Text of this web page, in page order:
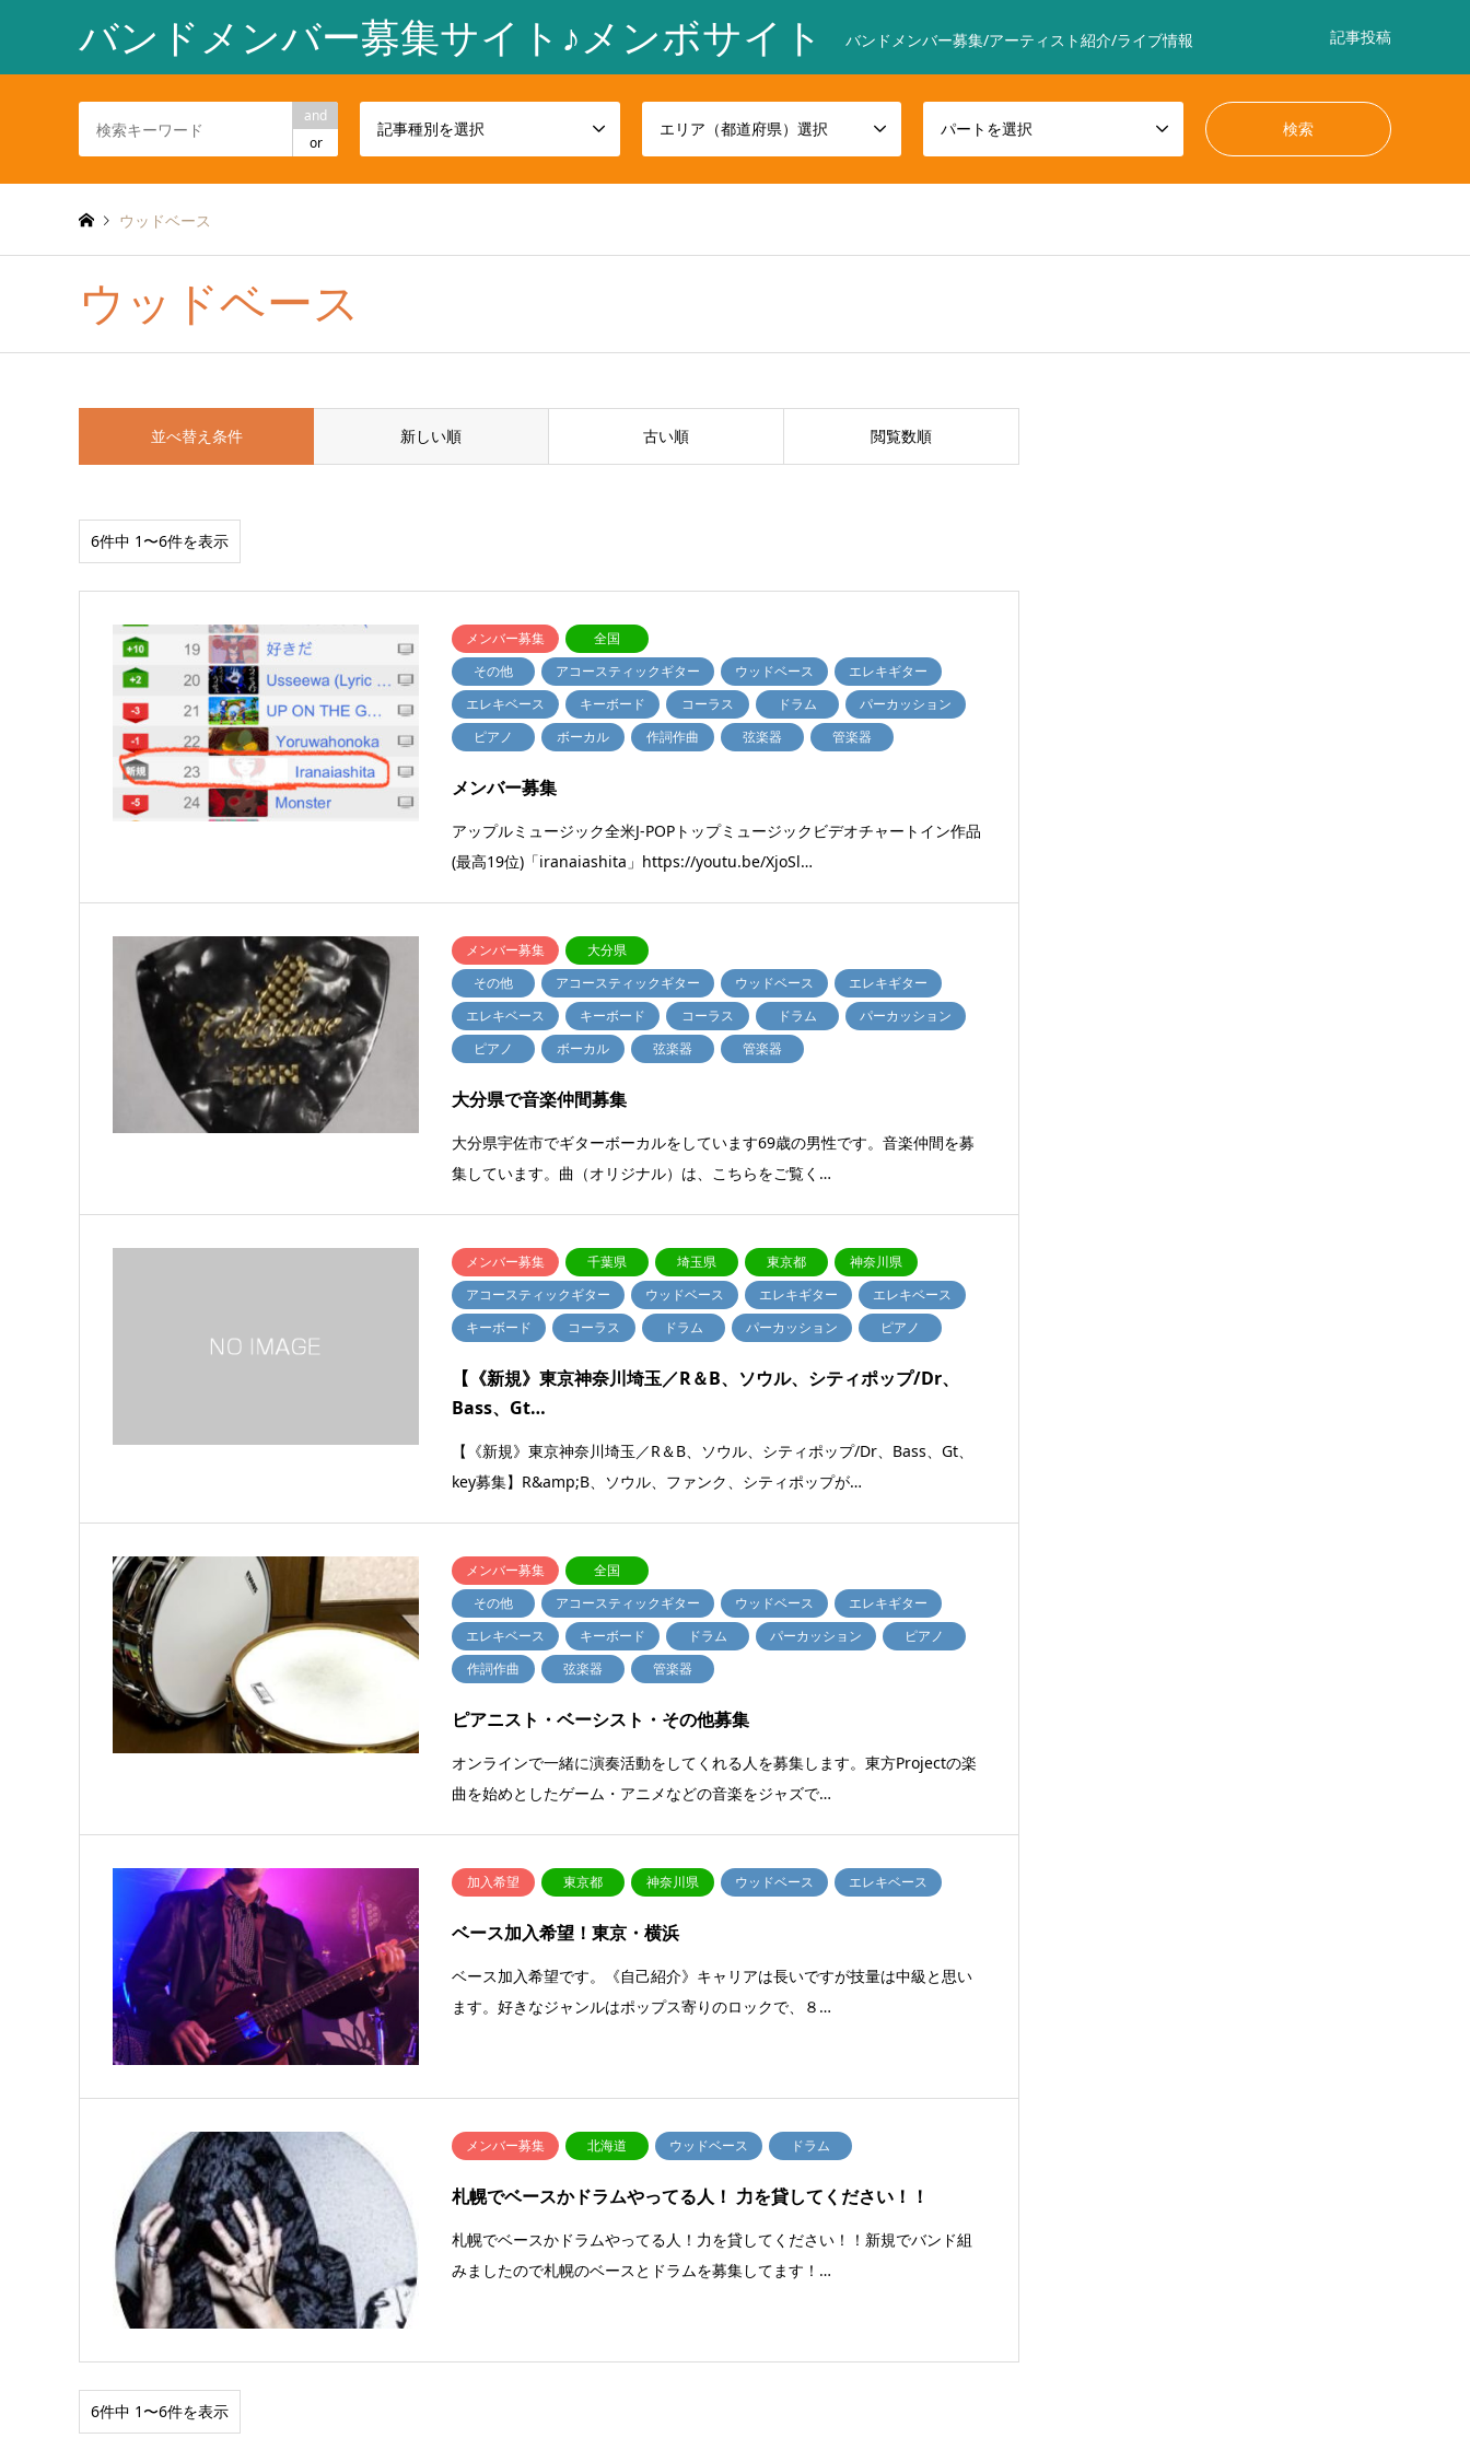
バンドメンバー募集サイト♪メンボサイト バンドメンバー募集/アーティスト紹介/ライブ情報 記事投稿
and
or
記事種別を選択 エリア（都道府県）選択 パートを選択
ウッドベース
ウッドベース
並べ替え条件 新しい順 古い順 閲覧数順
6件中 1〜6件を表示
メンバー募集
全国
その他
アコースティックギター ウッドベース
エレキギター
エレキベース
キーボード コーラス ドラム
パーカッション
ピアノ
ボーカル 作詞作曲 弦楽器 管楽器
メンバー募集
アップルミュージック全米J-POPトップミュージックビデオチャートイン作品
(最高19位)「iranaiashita」https://youtu.be/XjoSl…
メンバー募集
大分県
その他
アコースティックギター ウッドベース
エレキギター
エレキベース
キーボード コーラス ドラム
パーカッション
ピアノ
ボーカル 弦楽器 管楽器
大分県で音楽仲間募集
大分県宇佐市でギターボーカルをしています69歳の男性です。音楽仲間を募
集しています。曲（オリジナル）は、こちらをご覧く…
メンバー募集 千葉県 埼玉県 東京都
神奈川県
アコースティックギター
ウッドベース エレキギター
エレキベース
キーボード
コーラス ドラム パーカッション ピアノ
【《新規》東京神奈川埼玉／R＆B、ソウル、シティポップ/Dr、
Bass、Gt…
【《新規》東京神奈川埼玉／R＆B、ソウル、シティポップ/Dr、Bass、Gt、
key募集】R&amp;B、ソウル、ファンク、シティポップが…
メンバー募集
全国
その他
アコースティックギター ウッドベース
エレキギター
エレキベース
キーボード ドラム パーカッション
ピアノ
作詞作曲
弦楽器 管楽器
ピアニスト・ベーシスト・その他募集
オンラインで一緒に演奏活動をしてくれる人を募集します。東方Projectの楽
曲を始めとしたゲーム・アニメなどの音楽をジャズで…
加入希望 東京都 神奈川県 ウッドベース エレキベース
ベース加入希望！東京・横浜
ベース加入希望です。《自己紹介》キャリアは長いですが技量は中級と思い
ます。好きなジャンルはポップス寄りのロックで、８…
メンバー募集 北海道 ウッドベース ドラム
札幌でベースかドラムやってる人！ 力を貸してください！！
札幌でベースかドラムやってる人！力を貸してください！！新規でバンド組
みましたので札幌のベースとドラムを募集してます！…
6件中 1〜6件を表示